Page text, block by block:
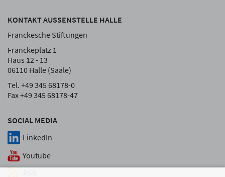
SOCIAL MEDIA
LinkedIn
Youtube
KONTAKT AUSSENSTELLE HALLE
Franckesche Stiftungen
Franckeplatz 1
Haus 12 - 13
06110 Halle (Saale)
Tel. +49 345 68178-0
Fax +49 345 68178-47